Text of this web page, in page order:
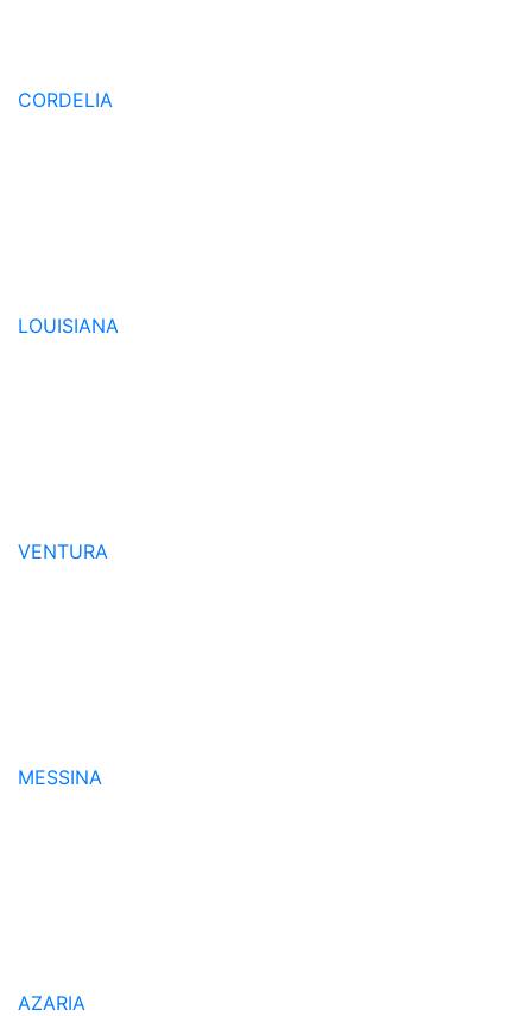
CORDELIA
LOUISIANA
VENTURA
MESSINA
AZARIA